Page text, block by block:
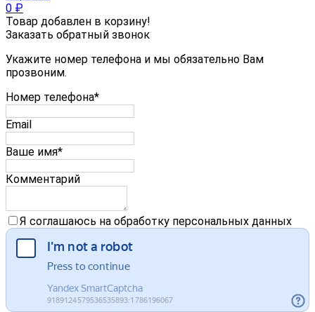
0 ₽
Товар добавлен в корзину!
Заказать обратный звонок
Укажите номер телефона и мы обязательно Вам
прозвоним.
Номер телефона*
Email
Ваше имя*
Комментарий
Я соглашаюсь на обработку персональных данных